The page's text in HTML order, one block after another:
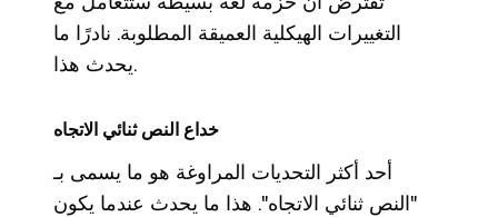
التغييرات الهيكلية العميقة المطلوبة. نادرًا ما
يحدث هذا.
خداع النص ثنائي الاتجاه
أحد أكثر التحديات المراوغة هو ما يسمى بـ
"النص ثنائي الاتجاه". هذا ما يحدث عندما يكون